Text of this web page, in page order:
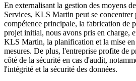
En externalisant la gestion des moyens
Services, KLS Martin peut se concentrer
compétence principale, la fabrication de
projet initial, nous avons pris en charge,
KLS Martin, la planification et la mise
mesures. De plus, l'entreprise profite de
côté de la sécurité en cas d'audit,
l'intégrité et la sécurité des données.